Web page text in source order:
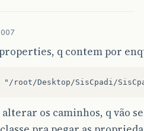
q contem por
os caminhos, q vão